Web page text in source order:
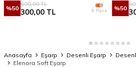
%50
600,00TL
300,00 TL 8 Renk %50
Anasayfa Eşarp Desenli Eşarp
Elenora Soft Eşarp